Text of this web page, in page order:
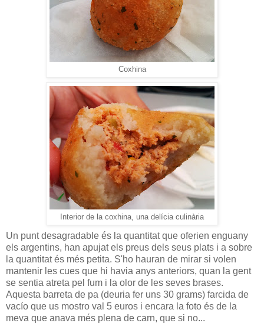
Coxhina
Interior de la coxhina, una delícia culinària
Un punt desagradable és la quantitat que oferien enguany
els argentins, han apujat els preus dels seus plats i a sobre
la quantitat és més petita. S'ho hauran de mirar si volen
mantenir les cues que hi havia anys anteriors, quan la gent
se sentia atreta pel fum i la olor de les seves brases.
Aquesta barreta de pa (deuria fer uns 30 grams) farcida de
vacío que us mostro val 5 euros i encara la foto és de la
meva que anava més plena de carn, que si no...